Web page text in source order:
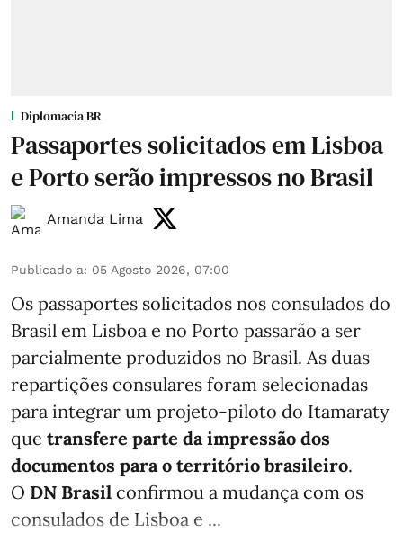
Diplomacia BR
Passaportes solicitados em Lisboa
e Porto serão impressos no Brasil
Amanda Lima
Publicado a: 05 Agosto 2026, 07:00
Os passaportes solicitados nos consulados do
Brasil em Lisboa e no Porto passarão a ser
parcialmente produzidos no Brasil. As duas
repartições consulares foram selecionadas
para integrar um projeto-piloto do Itamaraty
que transfere parte da impressão dos
documentos para o território brasileiro.
O DN Brasil confirmou a mudança com os
consulados de Lisboa e ...